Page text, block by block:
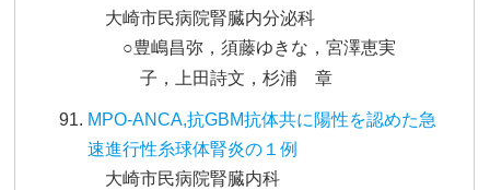
大崎市民病院腎臓内分泌科
○豊嶋昌弥，須藤ゆきな，宮澤恵実
子，上田詩文，杉浦 章
MPO-ANCA,抗GBM抗体共に陽性を認めた急
速進行性糸球体腎炎の１例
大崎市民病院腎臓内科